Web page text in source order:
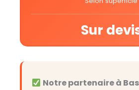
Sur
Notre partenaire à